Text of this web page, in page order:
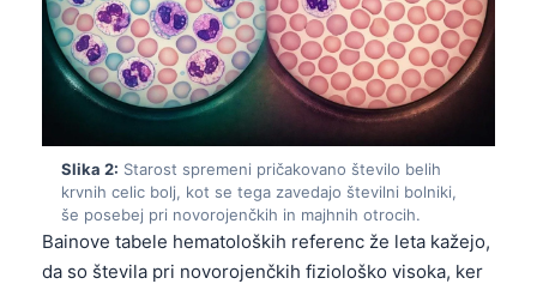
Slika 2: Starost spremeni pričakovano število belih
krvnih celic bolj, kot se tega zavedajo številni bolniki,
še posebej pri novorojenčkih in majhnih otrocih.
Bainove tabele hematoloških referenc že leta kažejo,
da so števila pri novorojenčkih fiziološko visoka, ker